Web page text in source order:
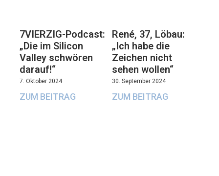
7VIERZIG-Podcast:
„Die im Silicon
Valley schwören
darauf!“
7. Oktober 2024
ZUM BEITRAG
René, 37, Löbau:
„Ich habe die
Zeichen nicht
sehen wollen“
30. September 2024
ZUM BEITRAG